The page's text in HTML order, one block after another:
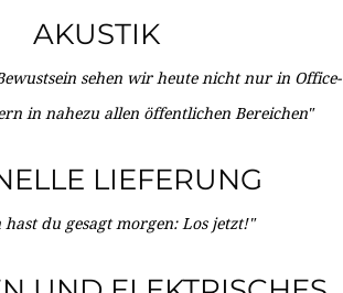
AKUSTIK
sehen wir heute nicht nur in Office-
in nahezu allen öffentlichen Bereichen"
LIEFERUNG
hast du gesagt morgen: Los jetzt!"